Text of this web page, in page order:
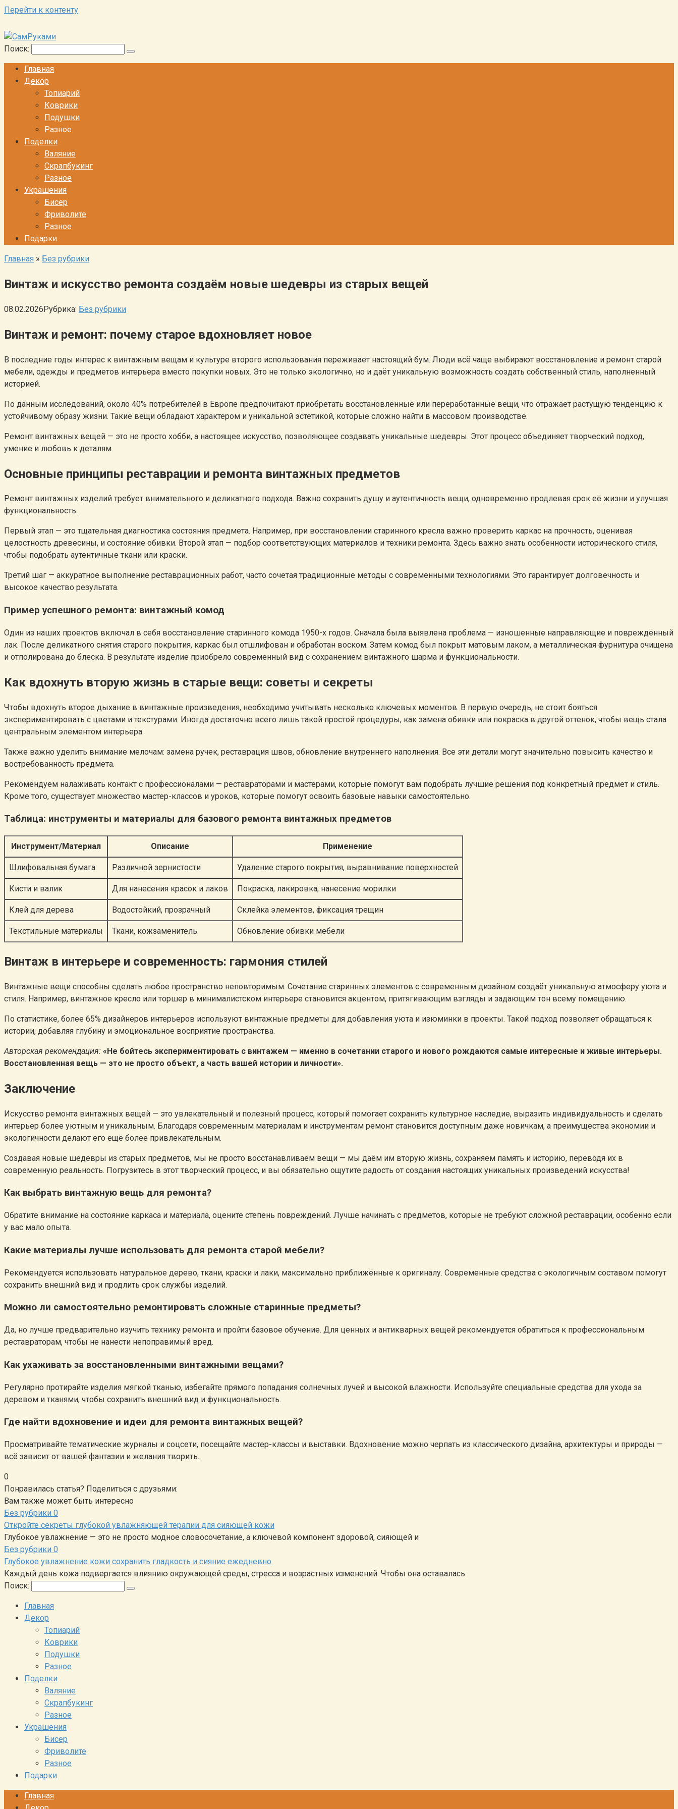
Перейти к контенту
Поиск:
Главная
Декор
Топиарий
Коврики
Подушки
Разное
Поделки
Валяние
Скрапбукинг
Разное
Украшения
Бисер
Фриволите
Разное
Подарки
Главная » Без рубрики
Винтаж и искусство ремонта создаём новые шедевры из старых вещей
08.02.2026Рубрика: Без рубрики
Винтаж и ремонт: почему старое вдохновляет новое
В последние годы интерес к винтажным вещам и культуре второго использования переживает настоящий бум. Люди всё чаще выбирают восстановление и ремонт старой
мебели, одежды и предметов интерьера вместо покупки новых. Это не только экологично, но и даёт уникальную возможность создать собственный стиль, наполненный
историей.
По данным исследований, около 40% потребителей в Европе предпочитают приобретать восстановленные или переработанные вещи, что отражает растущую тенденцию к
устойчивому образу жизни. Такие вещи обладают характером и уникальной эстетикой, которые сложно найти в массовом производстве.
Ремонт винтажных вещей — это не просто хобби, а настоящее искусство, позволяющее создавать уникальные шедевры. Этот процесс объединяет творческий подход,
умение и любовь к деталям.
Основные принципы реставрации и ремонта винтажных предметов
Ремонт винтажных изделий требует внимательного и деликатного подхода. Важно сохранить душу и аутентичность вещи, одновременно продлевая срок её жизни и улучшая
функциональность.
Первый этап — это тщательная диагностика состояния предмета. Например, при восстановлении старинного кресла важно проверить каркас на прочность, оценивая
целостность древесины, и состояние обивки. Второй этап — подбор соответствующих материалов и техники ремонта. Здесь важно знать особенности исторического стиля,
чтобы подобрать аутентичные ткани или краски.
Третий шаг — аккуратное выполнение реставрационных работ, часто сочетая традиционные методы с современными технологиями. Это гарантирует долговечность и
высокое качество результата.
Пример успешного ремонта: винтажный комод
Один из наших проектов включал в себя восстановление старинного комода 1950-х годов. Сначала была выявлена проблема — изношенные направляющие и повреждённый
лак. После деликатного снятия старого покрытия, каркас был отшлифован и обработан воском. Затем комод был покрыт матовым лаком, а металлическая фурнитура очищена
и отполирована до блеска. В результате изделие приобрело современный вид с сохранением винтажного шарма и функциональности.
Как вдохнуть вторую жизнь в старые вещи: советы и секреты
Чтобы вдохнуть второе дыхание в винтажные произведения, необходимо учитывать несколько ключевых моментов. В первую очередь, не стоит бояться
экспериментировать с цветами и текстурами. Иногда достаточно всего лишь такой простой процедуры, как замена обивки или покраска в другой оттенок, чтобы вещь стала
центральным элементом интерьера.
Также важно уделить внимание мелочам: замена ручек, реставрация швов, обновление внутреннего наполнения. Все эти детали могут значительно повысить качество и
востребованность предмета.
Рекомендуем налаживать контакт с профессионалами — реставраторами и мастерами, которые помогут вам подобрать лучшие решения под конкретный предмет и стиль.
Кроме того, существует множество мастер-классов и уроков, которые помогут освоить базовые навыки самостоятельно.
Таблица: инструменты и материалы для базового ремонта винтажных предметов
Инструмент/Материал Описание Применение
Шлифовальная бумага Различной зернистости Удаление старого покрытия, выравнивание поверхностей
Кисти и валик Для нанесения красок и лаков Покраска, лакировка, нанесение морилки
Клей для дерева Водостойкий, прозрачный Склейка элементов, фиксация трещин
Текстильные материалы Ткани, кожзаменитель Обновление обивки мебели
Винтаж в интерьере и современность: гармония стилей
Винтажные вещи способны сделать любое пространство неповторимым. Сочетание старинных элементов с современным дизайном создаёт уникальную атмосферу уюта и
стиля. Например, винтажное кресло или торшер в минималистском интерьере становится акцентом, притягивающим взгляды и задающим тон всему помещению.
По статистике, более 65% дизайнеров интерьеров используют винтажные предметы для добавления уюта и изюминки в проекты. Такой подход позволяет обращаться к
истории, добавляя глубину и эмоциональное восприятие пространства.
Авторская рекомендация: «Не бойтесь экспериментировать с винтажем — именно в сочетании старого и нового рождаются самые интересные и живые интерьеры.
Восстановленная вещь — это не просто объект, а часть вашей истории и личности».
Заключение
Искусство ремонта винтажных вещей — это увлекательный и полезный процесс, который помогает сохранить культурное наследие, выразить индивидуальность и сделать
интерьер более уютным и уникальным. Благодаря современным материалам и инструментам ремонт становится доступным даже новичкам, а преимущества экономии и
экологичности делают его ещё более привлекательным.
Создавая новые шедевры из старых предметов, мы не просто восстанавливаем вещи — мы даём им вторую жизнь, сохраняем память и историю, переводя их в
современную реальность. Погрузитесь в этот творческий процесс, и вы обязательно ощутите радость от создания настоящих уникальных произведений искусства!
Как выбрать винтажную вещь для ремонта?
Обратите внимание на состояние каркаса и материала, оцените степень повреждений. Лучше начинать с предметов, которые не требуют сложной реставрации, особенно если
у вас мало опыта.
Какие материалы лучше использовать для ремонта старой мебели?
Рекомендуется использовать натуральное дерево, ткани, краски и лаки, максимально приближённые к оригиналу. Современные средства с экологичным составом помогут
сохранить внешний вид и продлить срок службы изделий.
Можно ли самостоятельно ремонтировать сложные старинные предметы?
Да, но лучше предварительно изучить технику ремонта и пройти базовое обучение. Для ценных и антикварных вещей рекомендуется обратиться к профессиональным
реставраторам, чтобы не нанести непоправимый вред.
Как ухаживать за восстановленными винтажными вещами?
Регулярно протирайте изделия мягкой тканью, избегайте прямого попадания солнечных лучей и высокой влажности. Используйте специальные средства для ухода за
деревом и тканями, чтобы сохранить внешний вид и функциональность.
Где найти вдохновение и идеи для ремонта винтажных вещей?
Просматривайте тематические журналы и соцсети, посещайте мастер-классы и выставки. Вдохновение можно черпать из классического дизайна, архитектуры и природы —
всё зависит от вашей фантазии и желания творить.
0
Понравилась статья? Поделиться с друзьями:
Вам также может быть интересно
Без рубрики 0
Откройте секреты глубокой увлажняющей терапии для сияющей кожи
Глубокое увлажнение — это не просто модное словосочетание, а ключевой компонент здоровой, сияющей и
Без рубрики 0
Глубокое увлажнение кожи сохранить гладкость и сияние ежедневно
Каждый день кожа подвергается влиянию окружающей среды, стресса и возрастных изменений. Чтобы она оставалась
Поиск:
Главная
Декор
Топиарий
Коврики
Подушки
Разное
Поделки
Валяние
Скрапбукинг
Разное
Украшения
Бисер
Фриволите
Разное
Подарки
Главная